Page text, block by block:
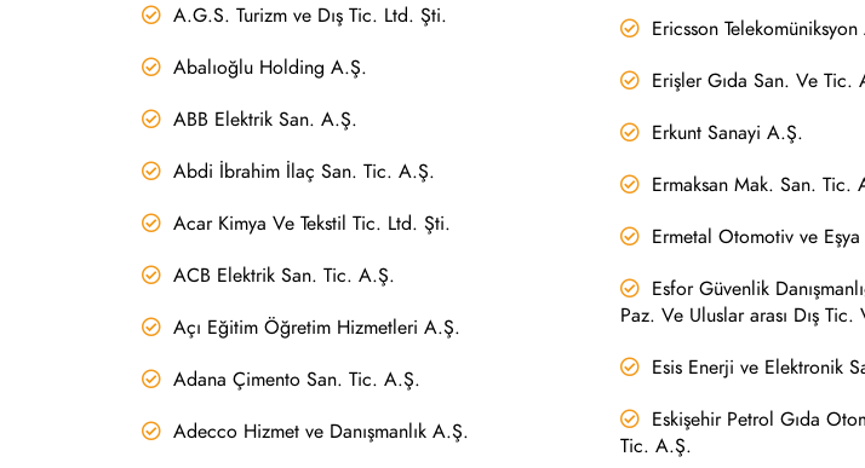
A.G.S. Turizm ve Dış Tic. Ltd. Şti.
Abalıoğlu Holding A.Ş.
ABB Elektrik San. A.Ş.
Abdi İbrahim İlaç San. Tic. A.Ş.
Acar Kimya Ve Tekstil Tic. Ltd. Şti.
ACB Elektrik San. Tic. A.Ş.
Açı Eğitim Öğretim Hizmetleri A.Ş.
Adana Çimento San. Tic. A.Ş.
Adecco Hizmet ve Danışmanlık A.Ş.
Ericsson
Erişler Gıda San. Ve Tic.
Erkunt Sanayi A.Ş.
Ermaksan Mak. San. Tic.
Ermetal Otomotiv ve
Esfor Güvenlik
Paz. Ve Uluslar arası Dış
Esis Enerji ve Elektronik
Eskişehir Petrol Gıda
Tic. A.Ş.